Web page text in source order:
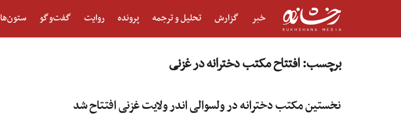
خبر گزارش تحلیل و ترجمه پرونده روایت گفت‌و‎گو ستون‌ها
برچسب:افتتاح مکتب دخترانه در غزنی
نخستین مکتب دخترانه در ولسوالی اندر ولایت غزنی افتتاح شد